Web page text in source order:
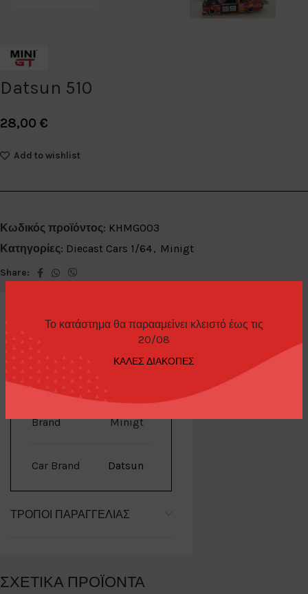
Το κατάστημα θα παρααμείνει κλειστό έως τις
20/08
ΚΑΛΕΣ ΔΙΑΚΟΠΕΣ
Datsun 510
28,00 €
Add to wishlist
Κωδικός προϊόντος: KHMG003
Κατηγορίες: Diecast Cars 1/64, Minigt
Share:
ΕΠΙΠΛΈΟΝ ΠΛΗΡΟΦΟΡΊΕΣ
Brand Minigt
Car Brand Datsun
ΤΡΌΠΟΙ ΠΑΡΑΓΓΕΛΊΑΣ
ΣΧΕΤΙΚΆ ΠΡΟΪΌΝΤΑ